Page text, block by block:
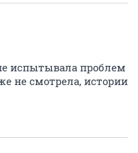
испытывала проблем
не смотрела, истории